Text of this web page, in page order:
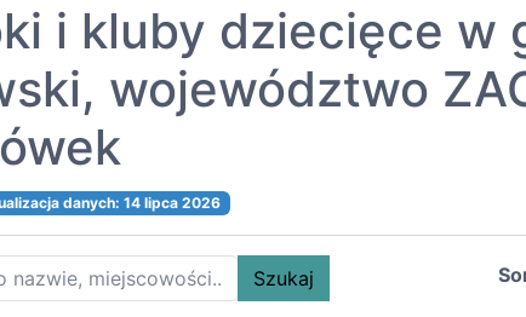
i kluby dziecięce
województwo
danych: 14 lipca 2026
Szukaj